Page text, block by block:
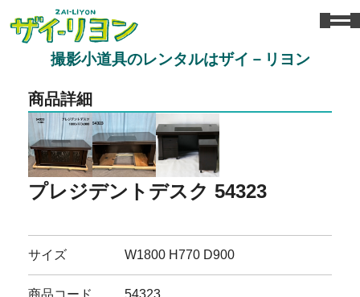
撮影小道具のレンタルはザイ－リヨン
商品詳細
プレジデントデスク 54323
サイズ W1800 H770 D900